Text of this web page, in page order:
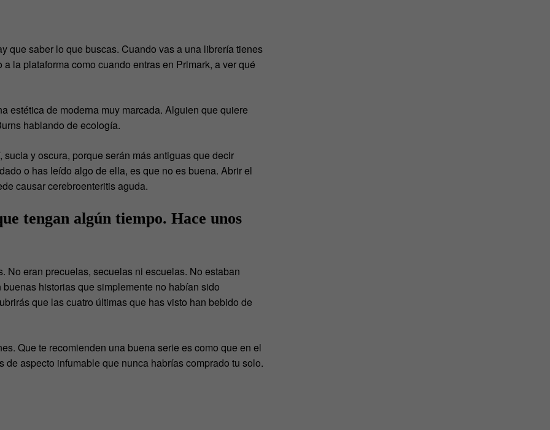
que saber lo que buscas. Cuando vas a una librería tienes
la plataforma como cuando entras en Primark, a ver qué
estética de moderna muy marcada. Alguien que quiere
hablando de ecología.
, sucia y oscura, porque serán más antiguas que decir
o has leído algo de ella, es que no es buena. Abrir el
causar cerebroenteritis aguda.
tengan algún tiempo. Hace unos
No eran precuelas, secuelas ni escuelas. No estaban
historias que simplemente no habían sido
que las cuatro últimas que has visto han bebido de
Que te recomienden una buena serie es como que en el
aspecto infumable que nunca habrías comprado tu solo.